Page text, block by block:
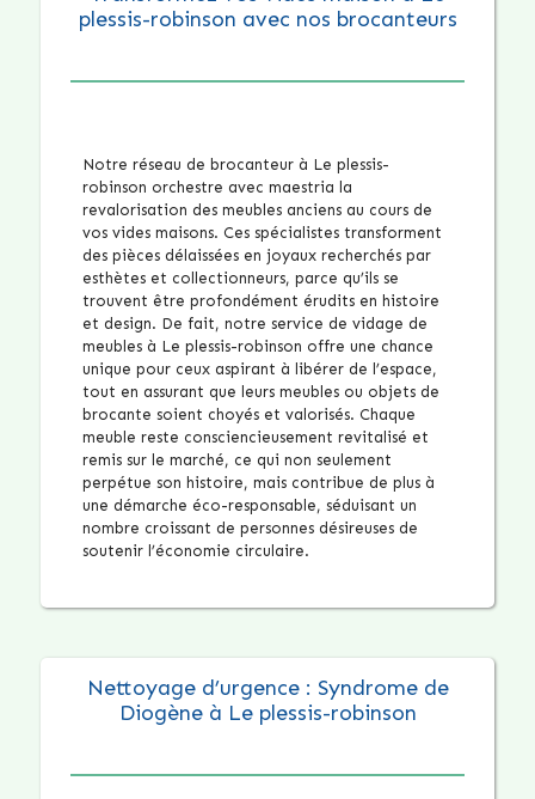
plessis-robinson avec nos brocanteurs
Notre réseau de brocanteur à Le plessis-
robinson orchestre avec maestria la
revalorisation des meubles anciens au cours de
vos vides maisons. Ces spécialistes transforment
des pièces délaissées en joyaux recherchés par
esthètes et collectionneurs, parce qu’ils se
trouvent être profondément érudits en histoire
et design. De fait, notre service de vidage de
meubles à Le plessis-robinson offre une chance
unique pour ceux aspirant à libérer de l’espace,
tout en assurant que leurs meubles ou objets de
brocante soient choyés et valorisés. Chaque
meuble reste consciencieusement revitalisé et
remis sur le marché, ce qui non seulement
perpétue son histoire, mais contribue de plus à
une démarche éco-responsable, séduisant un
nombre croissant de personnes désireuses de
soutenir l’économie circulaire.
Nettoyage d’urgence : Syndrome de
Diogène à Le plessis-robinson